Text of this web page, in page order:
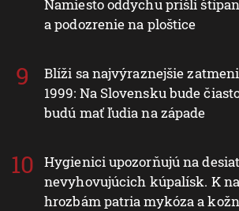
Namiesto oddychu prišli
a podozrenie na ploštice
Blíži sa najvýraznejšie
1999: Na Slovensku bude
budú mať ľudia na západe
Hygienici upozorňujú na
nevyhovujúcich kúpalísk. K
hrozbám patria mykóza a